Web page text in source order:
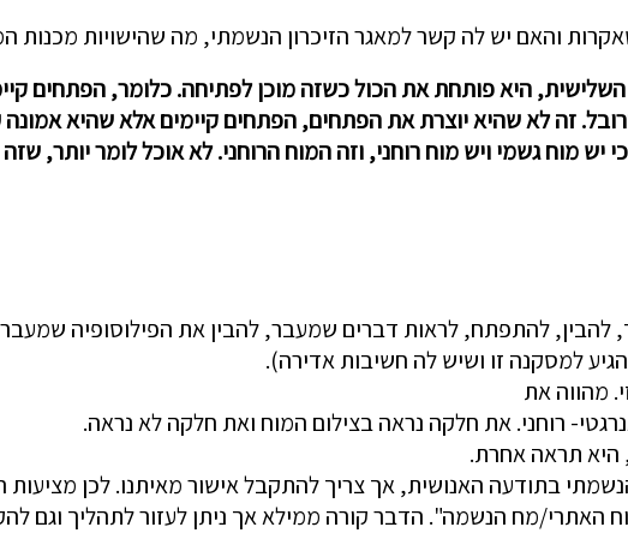
והאם יש לה קשר למאגר הזיכרון הנשמתי, מה שהישויות מכנות
היא פותחת את הכול כשזה מוכן לפתיחה. כלומר, הפתחים
זה לא שהיא יוצרת את הפתחים, הפתחים קיימים אלא שהיא אמונה
מוח גשמי ויש מוח רוחני, וזה המוח הרוחני. לא אוכל לומר יותר,
להבין, להתפתח, לראות דברים שמעבר, להבין את הפילוסופיה
למסקנה זו ושיש לה חשיבות אדירה).
מהווה את
רוחני. את חלקה נראה בצילום המוח ואת חלקה לא נראה.
היא תראה אחרת.
בתודעה האנושית, אך צריך להתקבל אישור מאיתנו. לכן מציעות
מח הנשמה". הדבר קורה ממילא אך ניתן לעזור לתהליך וגם